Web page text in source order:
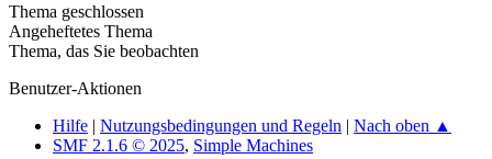
Thema geschlossen
Angeheftetes Thema
Thema, das Sie beobachten
Benutzer-Aktionen
Hilfe | Nutzungsbedingungen und Regeln | Nach oben ▲
SMF 2.1.6 © 2025, Simple Machines